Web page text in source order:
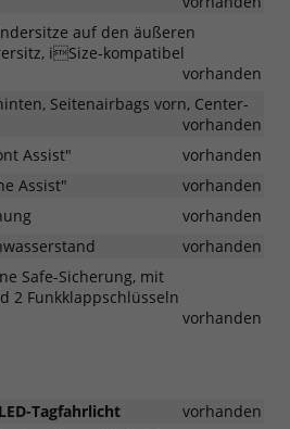
auf den äußeren
iSize-kompatibel
vorhanden
Seitenairbags vorn, Center-
vorhanden
Assist"
vorhanden
Assist"
vorhanden
vorhanden
vorhanden
Safe-Sicherung, mit
2 Funkklappschlüsseln
vorhanden
Tagfahrlicht
vorhanden